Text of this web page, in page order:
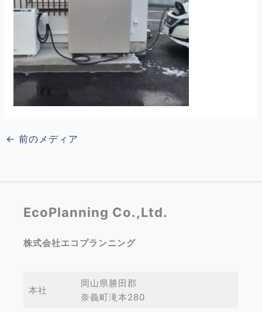
← 前のメディア
EcoPlanning Co.,Ltd.
株式会社エコプランニング
本社
岡山県勝田郡
奈義町滝本280